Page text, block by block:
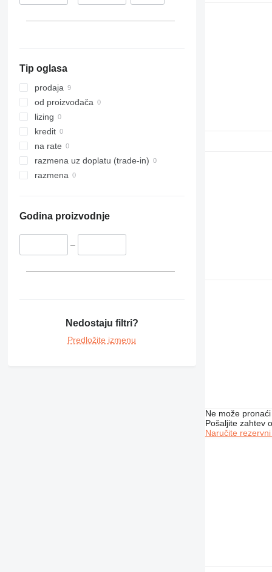
Tip oglasa
prodaja
od proizvođača
lizing
kredit
na rate
razmena uz doplatu (trade-in)
razmena
Godina proizvodnje
–
Nedostaju filtri?
Predložite izmenu
Ne može
Pošaljite zahtev
Naručite